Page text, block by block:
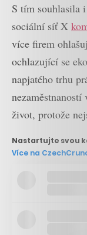
S tím souhlasila
sociální síť X
více firem
ochlazující se
napjatého trhu
život, protože
Nastartujte svou
Více na